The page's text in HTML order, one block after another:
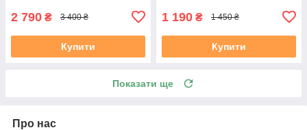
2 790 ₴ 3 400 ₴
Купити
1 190 ₴ 1 450 ₴
Купити
Показати ще
Про нас